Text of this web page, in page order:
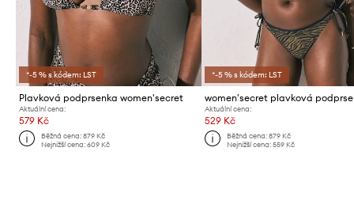
*-5 % s kódem: LST
Plavková podprsenka women'secret
Aktuální cena:
579 Kč
Běžná cena:879 Kč
Nejnižší cena:609 Kč
*-5 % s kódem: LST
Aktuální cena:
529 Kč
Běžná cena: 879 Kč
Nejnižší cena: 559 Kč